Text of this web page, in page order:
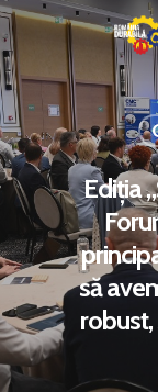
Hit
Ediția
să
robust,